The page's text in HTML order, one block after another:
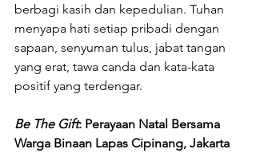
berbagi kasih dan kepedulian. Tuhan
menyapa hati setiap pribadi dengan
sapaan, senyuman tulus, jabat tangan
yang erat, tawa canda dan kata-kata
positif yang terdengar.
Be The Gift: Perayaan Natal Bersama
Warga Binaan Lapas Cipinang, Jakarta